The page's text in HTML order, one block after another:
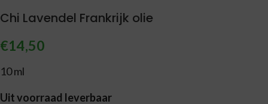
Chi Lavendel Frankrijk olie
€14,50
10 ml
Uit voorraad leverbaar